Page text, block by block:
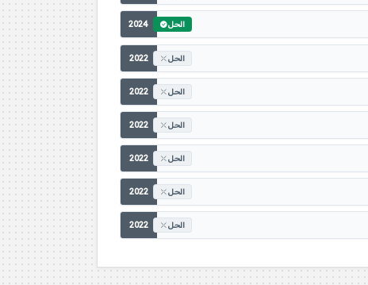
2024 الحل
2022 الحل
2022 الحل
2022 الحل
2022 الحل
2022 الحل
2022 الحل